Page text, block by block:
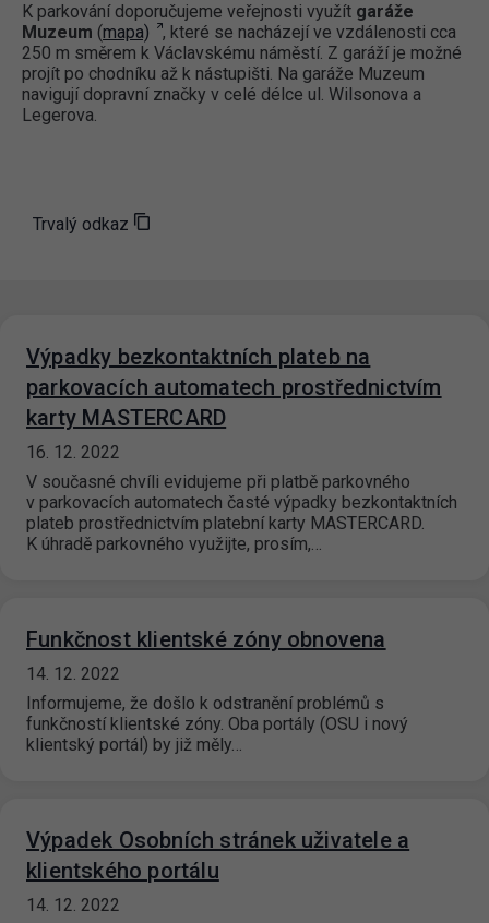
K parkování doporučujeme veřejnosti využít garáže
Muzeum (mapa)
, které se nacházejí ve vzdálenosti cca
250 m směrem k Václavskému náměstí. Z garáží je možné
projít po chodníku až k nástupišti. Na garáže Muzeum
navigují dopravní značky v celé délce ul. Wilsonova a
Legerova.
Trvalý odkaz
Výpadky bezkontaktních plateb na
parkovacích automatech prostřednictvím
karty MASTERCARD
16. 12. 2022
V současné chvíli evidujeme při platbě parkovného
v parkovacích automatech časté výpadky bezkontaktních
plateb prostřednictvím platební karty MASTERCARD.
K úhradě parkovného využijte, prosím,…
Funkčnost klientské zóny obnovena
14. 12. 2022
Informujeme, že došlo k odstranění problémů s
funkčností klientské zóny. Oba portály (OSU i nový
klientský portál) by již měly…
Výpadek Osobních stránek uživatele a
klientského portálu
14. 12. 2022